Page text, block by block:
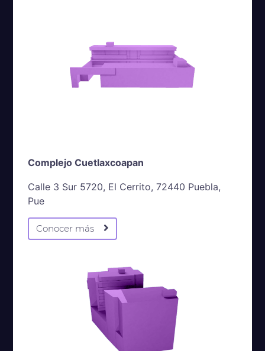
Complejo Cuetlaxcoapan
Calle 3 Sur 5720, El Cerrito, 72440 Puebla,
Pue
Conocer más